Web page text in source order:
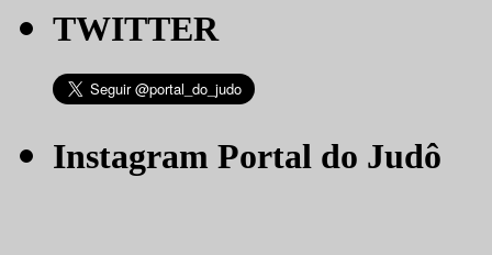
TWITTER
Instagram Portal do Judô